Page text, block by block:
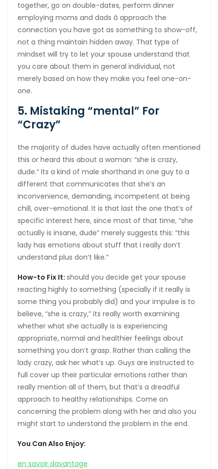
together, go on double-dates, perform dinner
employing moms and dads â approach the
connection you have got as something to show-off,
not a thing maintain hidden away. That type of
mindset will try to let your spouse understand that
you care about them in general individual, not
merely based on how they make you feel one-on-
one.
5. Mistaking “mental” For
“Crazy”
the majority of dudes have actually often mentioned
this or heard this about a woman: “she is crazy,
dude.” Its a kind of male shorthand in one guy to a
different that communicates that she’s an
inconvenience, demanding, incompetent at being
chill, over-emotional. It is that last the one that’s of
specific interest here, since most of that time, “she
actually is insane, dude” merely suggests this: “this
lady has emotions about stuff that I really don’t
understand plus don’t like.”
How-to Fix It: should you decide get your spouse
reacting highly to something (specially if it really is
some thing you probably did) and your impulse is to
believe, “she is crazy,” its really worth examining
whether what she actually is is experiencing
appropriate, normal and healthier feelings about
something you don’t grasp. Rather than calling the
lady crazy, ask her what’s up. Guys are instructed to
full cover up their particular emotions rather than
really mention all of them, but that’s a dreadful
approach to healthy relationships. Come on
concerning the problem along with her and also you
might start to understand the problem in the end.
You Can Also Enjoy:
en savoir davantage